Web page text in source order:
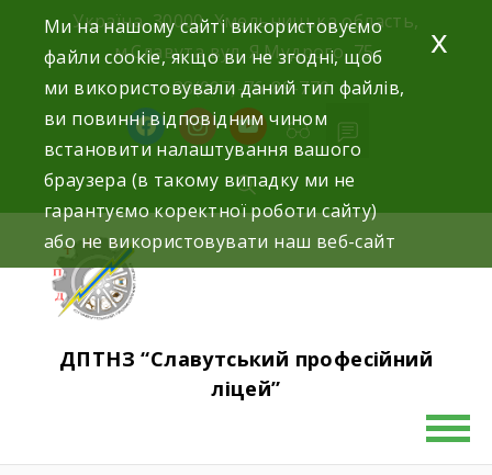
Україна, 30000, Хмельницька область,
м.Славута вул. Я.Мудрого, 75.
+38(097)-76-89-770
ДПТНЗ “Славутський професійний
ліцей”
Ми на нашому сайті використовуємо
файли cookie, якщо ви не згодні, щоб
ми використовували даний тип файлів,
ви повинні відповідним чином
встановити налаштування вашого
браузера (в такому випадку ми не
гарантуємо коректної роботи сайту)
або не використовувати наш веб-сайт
x